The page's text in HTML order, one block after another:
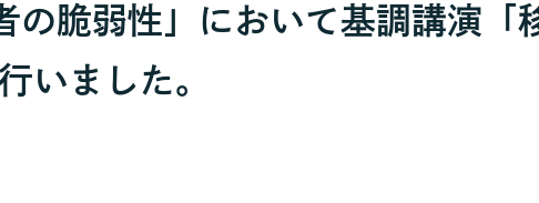
の脆弱性」において基調講演「
いました。